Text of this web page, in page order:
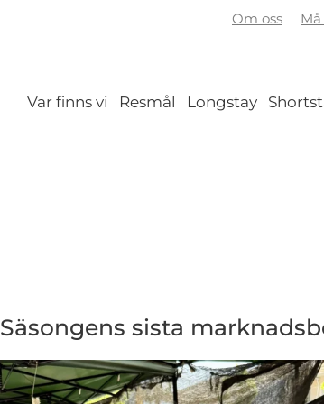
Om oss
Var finns vi Resmål Longstay
Säsongens sista